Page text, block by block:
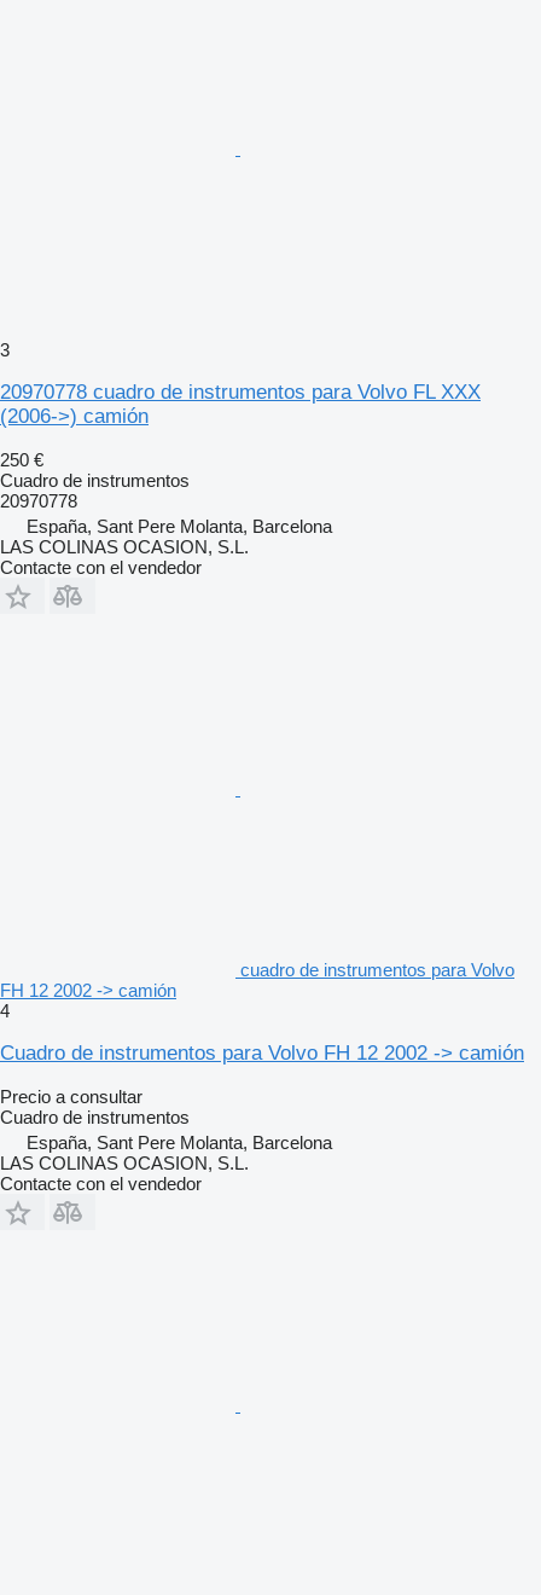
3
20970778 cuadro de instrumentos para Volvo FL XXX
(2006->) camión
250 €
Cuadro de instrumentos
20970778
España, Sant Pere Molanta, Barcelona
LAS COLINAS OCASION, S.L.
Contacte con el vendedor
cuadro de instrumentos para Volvo
FH 12 2002 -> camión
4
Cuadro de instrumentos para Volvo FH 12 2002 -> camión
Precio a consultar
Cuadro de instrumentos
España, Sant Pere Molanta, Barcelona
LAS COLINAS OCASION, S.L.
Contacte con el vendedor